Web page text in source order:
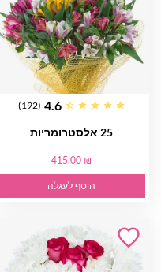
4.6
(192)
25 אלסטרומריות
415.00 ₪
הוסף לעגלה